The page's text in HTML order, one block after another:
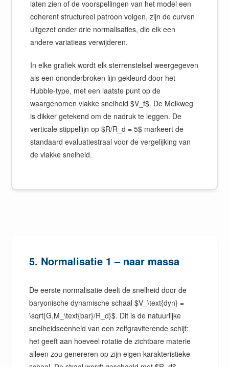
laten zien of de voorspellingen van het model een
coherent structureel patroon volgen, zijn de curven
uitgezet onder drie normalisaties, die elk een
andere variatieas verwijderen.
In elke grafiek wordt elk sterrenstelsel weergegeven
als een ononderbroken lijn gekleurd door het
Hubble-type, met een laatste punt op de
waargenomen vlakke snelheid $V_f$. De Melkweg
is dikker getekend om de nadruk te leggen. De
verticale stippellijn op $R/R_d = 5$ markeert de
standaard evaluatiestraal voor de vergelijking van
de vlakke snelheid.
5. Normalisatie 1 – naar massa
De eerste normalisatie deelt de snelheid door de
baryonische dynamische schaal $V_\text{dyn} =
\sqrt{G,M_\text{bar}/R_d}$. Dit is de natuurlijke
snelheidseenheid van een zelfgraviterende schijf:
het geeft aan hoeveel rotatie de zichtbare materie
alleen zou genereren op zijn eigen karakteristieke